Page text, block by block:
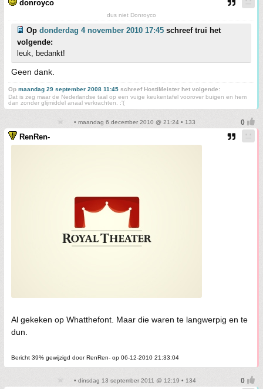
donroyco
dus niet Donroyco
Op donderdag 4 november 2010 17:45 schreef trui het
volgende:
leuk, bedankt!
Geen dank.
Op maandag 29 september 2008 11:45 schreef HostiMeister het volgende:
Dat is zeg maar de Nederlandse taal op een vuige keukentafel voorover buigen en hem
dan zonder glijmiddel anaal verkrachten. :'(
• maandag 6 december 2010 @ 21:24 • 133
RenRen-
Al gekeken op Whatthefont. Maar die waren te langwerpig en te
dun.
Bericht 39% gewijzigd door RenRen- op 06-12-2010 21:33:04
• dinsdag 13 september 2011 @ 12:19 • 134